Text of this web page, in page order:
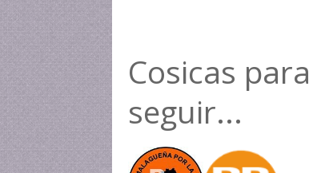
Cosicas para
seguir...